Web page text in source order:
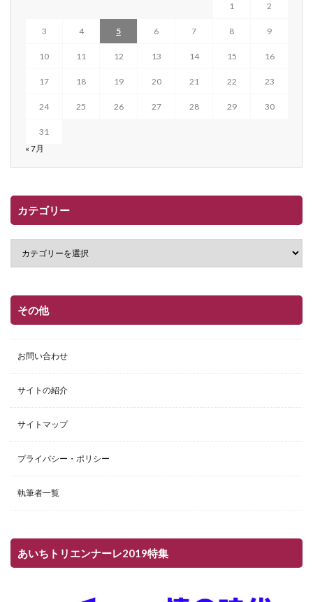
1 2
3 4 5 6 7 8 9
10 11 12 13 14 15 16
17 18 19 20 21 22 23
24 25 26 27 28 29 30
31
« 7月
カテゴリー
その他
お問い合わせ
サイトの紹介
サイトマップ
プライバシー・ポリシー
執筆者一覧
あいちトリエンナーレ2019特集